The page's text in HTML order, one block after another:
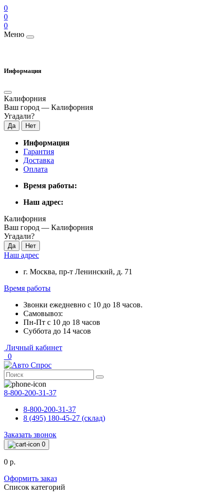
0
0
0
Меню
Информация
Калифорния
Ваш город — Калифорния
Угадали?
Информация
Гарантия
Доставка
Оплата
Время работы:
Наш адрес:
Калифорния
Ваш город — Калифорния
Угадали?
Наш адрес
г. Москва, пр-т Ленинский, д. 71
Время работы
Звонки ежедневно с 10 до 18 часов.
Самовывоз:
Пн-Пт с 10 до 18 часов
Суббота до 14 часов
Личный кабинет
0
8-800-200-31-37
8-800-200-31-37
8 (495) 180-45-27 (склад)
Заказать звонок
0
0 р.
Оформить заказ
Список категорий